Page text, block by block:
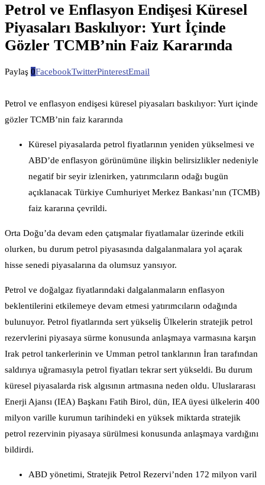
Petrol ve Enflasyon Endişesi Küresel
Piyasaları Baskılıyor: Yurt İçinde
Gözler TCMB’nin Faiz Kararında
Paylaş 0FacebookTwitterPinterestEmail
Petrol ve enflasyon endişesi küresel piyasaları baskılıyor: Yurt içinde
gözler TCMB’nin faiz kararında
Küresel piyasalarda petrol fiyatlarının yeniden yükselmesi ve
ABD’de enflasyon görünümüne ilişkin belirsizlikler nedeniyle
negatif bir seyir izlenirken, yatırımcıların odağı bugün
açıklanacak Türkiye Cumhuriyet Merkez Bankası’nın (TCMB)
faiz kararına çevrildi.
Orta Doğu’da devam eden çatışmalar fiyatlamalar üzerinde etkili
olurken, bu durum petrol piyasasında dalgalanmalara yol açarak
hisse senedi piyasalarına da olumsuz yansıyor.
Petrol ve doğalgaz fiyatlarındaki dalgalanmaların enflasyon
beklentilerini etkilemeye devam etmesi yatırımcıların odağında
bulunuyor. Petrol fiyatlarında sert yükseliş Ülkelerin stratejik petrol
rezervlerini piyasaya sürme konusunda anlaşmaya varmasına karşın
Irak petrol tankerlerinin ve Umman petrol tanklarının İran tarafından
saldırıya uğramasıyla petrol fiyatları tekrar sert yükseldi. Bu durum
küresel piyasalarda risk algısının artmasına neden oldu. Uluslararası
Enerji Ajansı (IEA) Başkanı Fatih Birol, dün, IEA üyesi ülkelerin 400
milyon varille kurumun tarihindeki en yüksek miktarda stratejik
petrol rezervinin piyasaya sürülmesi konusunda anlaşmaya vardığını
bildirdi.
ABD yönetimi, Stratejik Petrol Rezervi’nden 172 milyon varil